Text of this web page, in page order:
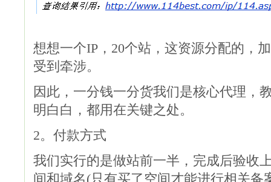
想想一个IP，20个站，这资源分配的，
受到牵涉。
因此，一分钱一分货我们是核心代理，
明白白，都用在关键之处。
2。付款方式
我们实行的是做站前一半，完成后验收
间和域名(只有买了空间才能进行相关备